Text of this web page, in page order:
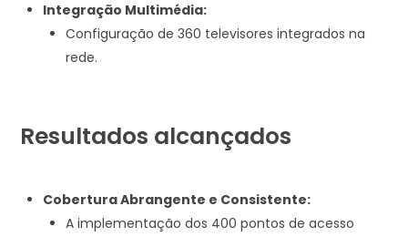
Integração Multimédia:
Configuração de 360 televisores integrados na
rede.
Resultados alcançados
Cobertura Abrangente e Consistente:
A implementação dos 400 pontos de acesso